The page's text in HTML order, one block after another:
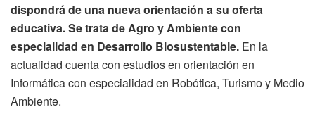
dispondrá de una nueva orientación a su oferta
educativa. Se trata de Agro y Ambiente con
especialidad en Desarrollo Biosustentable. En la
actualidad cuenta con estudios en orientación en
Informática con especialidad en Robótica, Turismo y Medio
Ambiente.